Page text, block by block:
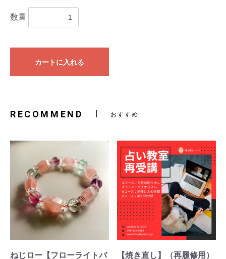
数量
カートに入れる
お買い物を続ける カートへ進む
RECOMMEND おすすめ
ねじロー【フローライトバ
【焼き直し】（再履修用）